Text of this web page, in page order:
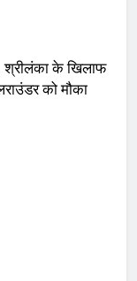
श्रीलंका के खिलाफ
को मौका